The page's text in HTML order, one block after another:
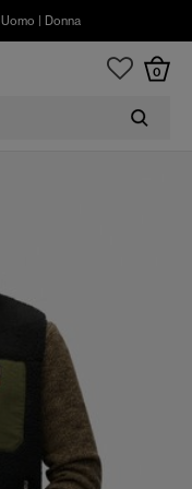
Uomo Donna
0